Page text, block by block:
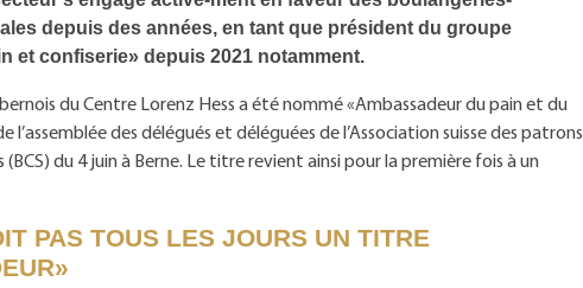
depuis des années, en tant que président du groupe
et confiserie» depuis 2021 notamment.
du Centre Lorenz Hess a été nommé «Ambassadeur du pain et du
l’assemblée des délégués et déléguées de l’Association suisse des patrons
du 4 juin à Berne. Le titre revient ainsi pour la première fois à un
PAS TOUS LES JOURS UN TITRE